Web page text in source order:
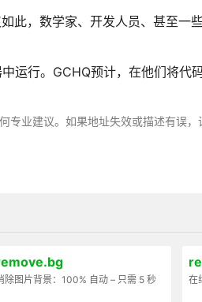
此，数学家、开发人员、甚至一
运行。GCHQ预计，在他们将代
业建议。如果地址失效或描述有误
除图片背景：100% 自动 – 只需 5 秒 在